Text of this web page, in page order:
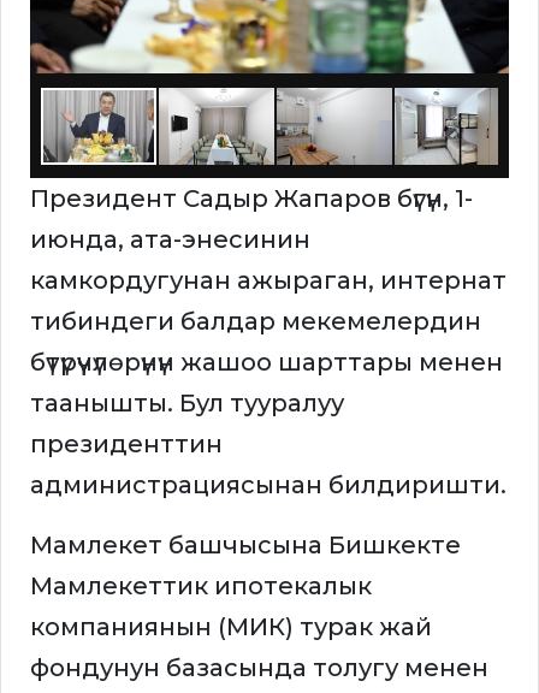
Президент Садыр Жапаров бүгүн, 1-
июнда, ата-энесинин
камкордугунан ажыраган, интернат
тибиндеги балдар мекемелердин
бүтүрүүчүлөрүнүн жашоо шарттары менен
таанышты. Бул тууралуу
президенттин
администрациясынан билдиришти.
Мамлекет башчысына Бишкекте
Мамлекеттик ипотекалык
компаниянын (МИК) турак жай
фондунун базасында толугу менен